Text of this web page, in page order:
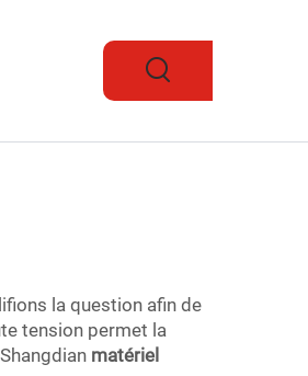
la question afin de
tension permet la
matériel